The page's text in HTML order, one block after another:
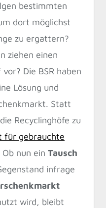
bestimmten
dort möglichst
zu ergattern?
ziehen einen
Die BSR haben
Lösung und
Statt
Recyclinghöfe zu
für gebrauchte
nun ein Tausch
infrage
wird, bleibt